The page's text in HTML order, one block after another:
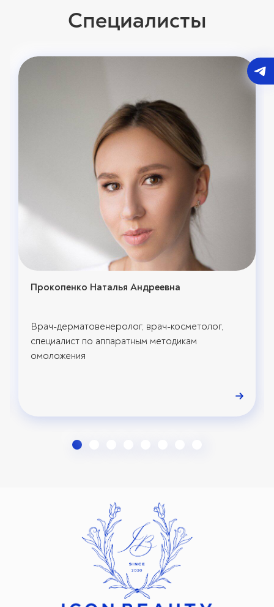
Специалисты
Прокопенко Наталья Андреевна
Врач-дерматовенеролог, врач-косметолог,
специалист по аппаратным методикам
омоложения